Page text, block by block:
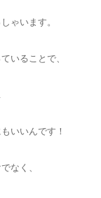
ゃいます。
いることで、
いいんです！
なく、